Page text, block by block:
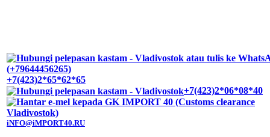
+7(423)2*65*62*65
+7(423)2*06*08*40
iNFO@iMPORT40.RU